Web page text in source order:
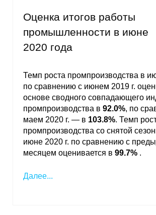
Оценка итогов работы
промышленности в июне
2020 года
Темп роста промпроизводства в
по сравнению с июнем 2019 г.
основе сводного совпадающего
промпроизводства в 92.0%, по
маем 2020 г. — в 103.8%. Темп
промпроизводства со снятой
июне 2020 г. по сравнению с
месяцем оценивается в 99.7% .
Далее...